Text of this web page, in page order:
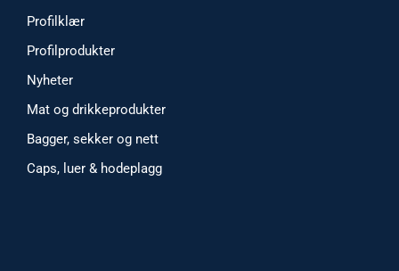
Profilklær
Profilprodukter
Nyheter
Mat og drikkeprodukter
Bagger, sekker og nett
Caps, luer & hodeplagg